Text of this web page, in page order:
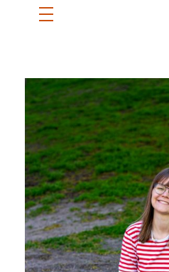
SANNI
BLOGI
OTA YHTEYTTÄ